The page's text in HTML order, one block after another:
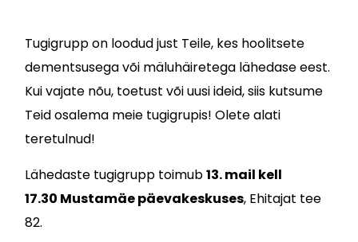
Tugigrupp on loodud just Teile, kes hoolitsete
dementsusega või mäluhäiretega lähedase eest.
Kui vajate nõu, toetust või uusi ideid, siis kutsume
Teid osalema meie tugigrupis! Olete alati
teretulnud!
Lähedaste tugigrupp toimub13. mail kell
17.30 Mustamäe päevakeskuses, Ehitajat tee
82.